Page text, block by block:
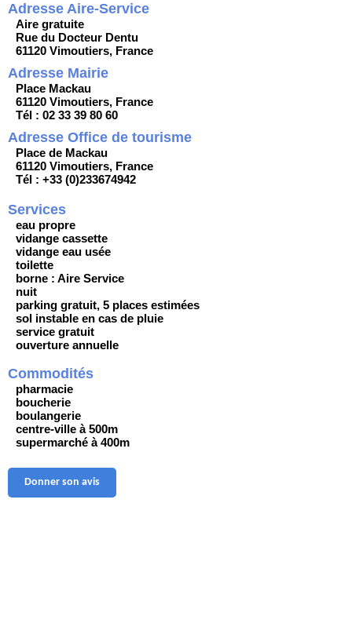
Adresse Aire-Service
Aire gratuite
Rue du Docteur Dentu
61120 Vimoutiers, France
Adresse Mairie
Place Mackau
61120 Vimoutiers, France
Tél : 02 33 39 80 60
Adresse Office de tourisme
Place de Mackau
61120 Vimoutiers, France
Tél : +33 (0)233674942
Services
eau propre
vidange cassette
vidange eau usée
toilette
borne : Aire Service
nuit
parking gratuit, 5 places estimées
sol instable en cas de pluie
service gratuit
ouverture annuelle
Commodités
pharmacie
boucherie
boulangerie
centre-ville à 500m
supermarché à 400m
Donner son avis